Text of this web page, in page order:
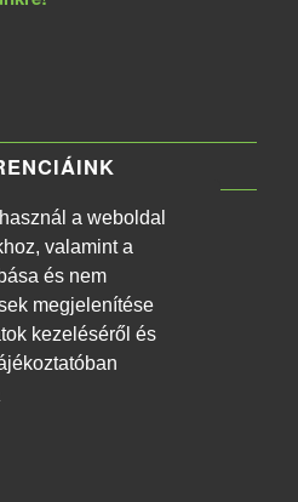
a weboldal
valamint a
és nem
megjelenítése
kezeléséről és
Önkormányzat
tűzjelző rendszer